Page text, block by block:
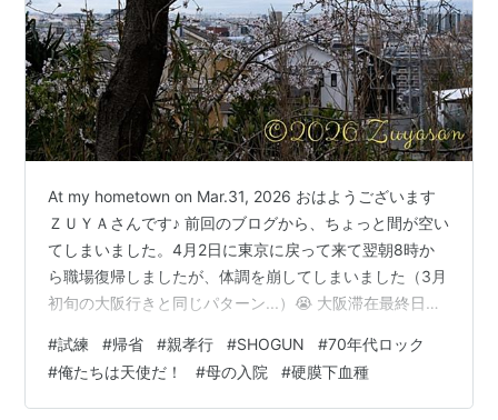
At my hometown on Mar.31, 2026 おはようございます
ＺＵＹＡさんです♪ 前回のブログから、ちょっと間が空い
てしまいました。4月2日に東京に戻って来て翌朝8時か
ら職場復帰しましたが、体調を崩してしまいました（3月
初旬の大阪行きと同じパターン...）😭 大阪滞在最終日に
れって東京どころか新大阪まで行けるのか？”と不安にな
るほどの凄まじい疲労感に襲われました。我ながらあん
な体調でよく帰って来られました。お土産どころか、珍
#試練 #帰省 #親孝行 #SHOGUN #70年代ロック
#俺たちは天使だ！ #母の入院 #硬膜下血種